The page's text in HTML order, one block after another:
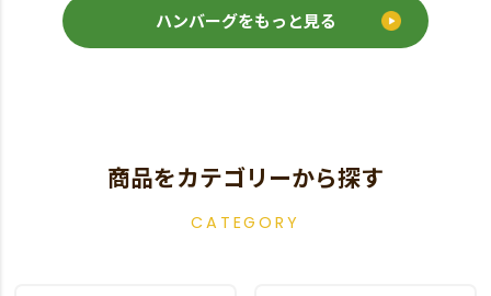
ハンバーグをもっと見る
商品をカテゴリーから探す
CATEGORY